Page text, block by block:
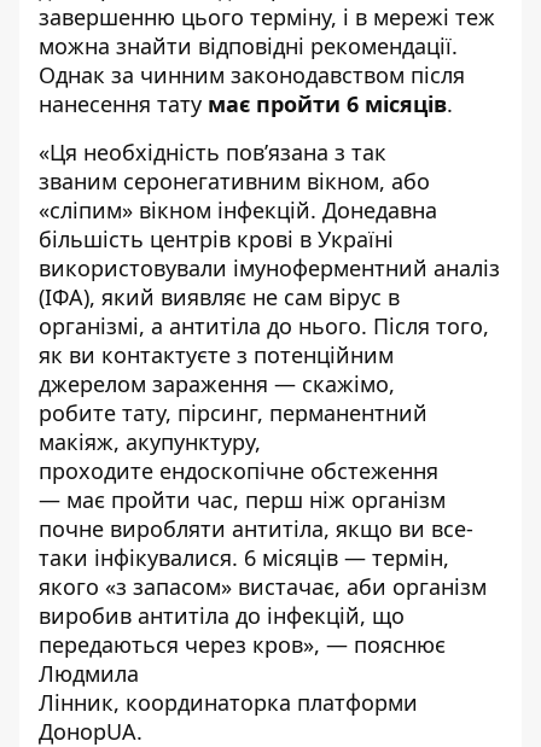
завершенню цього терміну, і в мережі теж
можна знайти відповідні рекомендації.
Однак за чинним законодавством після
нанесення тату має пройти 6 місяців.
«Ця необхідність пов’язана з так
званим серонегативним вікном, або
«сліпим» вікном інфекцій. Донедавна
більшість центрів крові в Україні
використовували імуноферментний аналіз
(ІФА), який виявляє не сам вірус в
організмі, а антитіла до нього. Після того,
як ви контактуєте з потенційним
джерелом зараження — скажімо,
робите тату, пірсинг, перманентний
макіяж, акупунктуру,
проходите ендоскопічне обстеження
— має пройти час, перш ніж організм
почне виробляти антитіла, якщо ви все-
таки інфікувалися. 6 місяців — термін,
якого «з запасом» вистачає, аби організм
виробив антитіла до інфекцій, що
передаються через кров», — пояснює
Людмила
Лінник, координаторка платформи
ДонорUA.